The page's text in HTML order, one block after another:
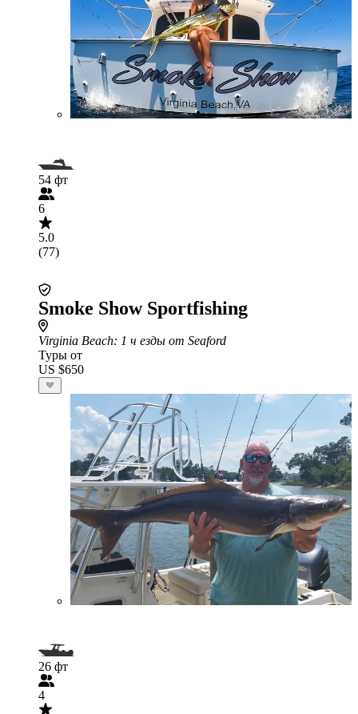
54 фт
6
5.0
(77)
Smoke Show Sportfishing
Virginia Beach: 1 ч езды от Seaford
Туры от
US $650
26 фт
4